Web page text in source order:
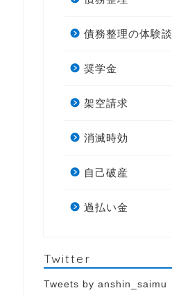
債務整理の体験談
奨学金
架空請求
消滅時効
自己破産
過払い金
Twitter
Tweets by anshin_saimu